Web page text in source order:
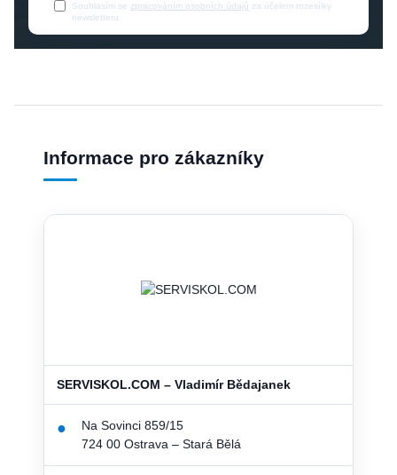
Souhlasím se zpracováním osobních údajů za účelem rozesílky
newsletteru.
Informace pro zákazníky
SERVISKOL.COM – Vladimír Bědajanek
●
Na Sovinci 859/15
724 00 Ostrava – Stará Bělá